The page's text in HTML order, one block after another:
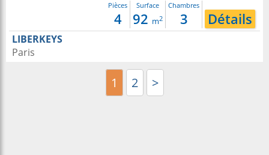
Pièces
4
Surface
92 m2
Chambres
3 Détails
LIBERKEYS
Paris
1 2 >